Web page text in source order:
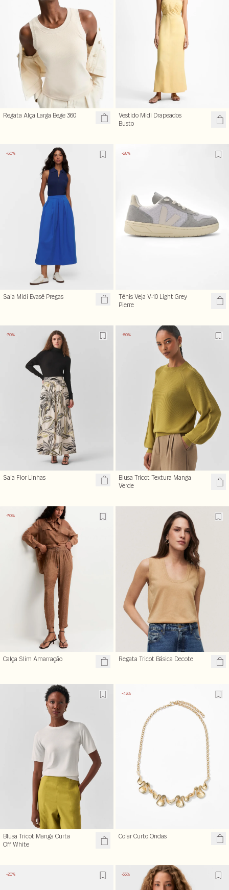
Regata Alça Larga Bege 360
Vestido Midi Drapeados
Busto
-50%
Saia Midi Evasê Pregas
-28%
Tênis Veja V-10 Light Grey
Pierre
-70%
Saia Flor Linhas
-50%
Blusa Tricot Textura Manga
Verde
-70%
Calça Slim Amarração Regata Tricot Básica Decote
Blusa Tricot Manga Curta
Off White
-46%
Colar Curto Ondas
-20% -33%